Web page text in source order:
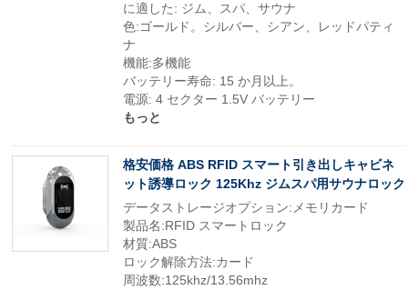
に適した: ジム、スパ、サウナ
色:ゴールド。シルバー、シアン、レッドパティ
ナ
機能:多機能
バッテリー寿命: 15 か月以上。
電源: 4 セクター 1.5V バッテリー
もっと
格安価格 ABS RFID スマート引き出しキャビネ
ット誘導ロック 125Khz ジムスパ用サウナロック
データストレージオプション:メモリカード
製品名:RFID スマートロック
材質:ABS
ロック解除方法:カード
周波数:125khz/13.56mhz